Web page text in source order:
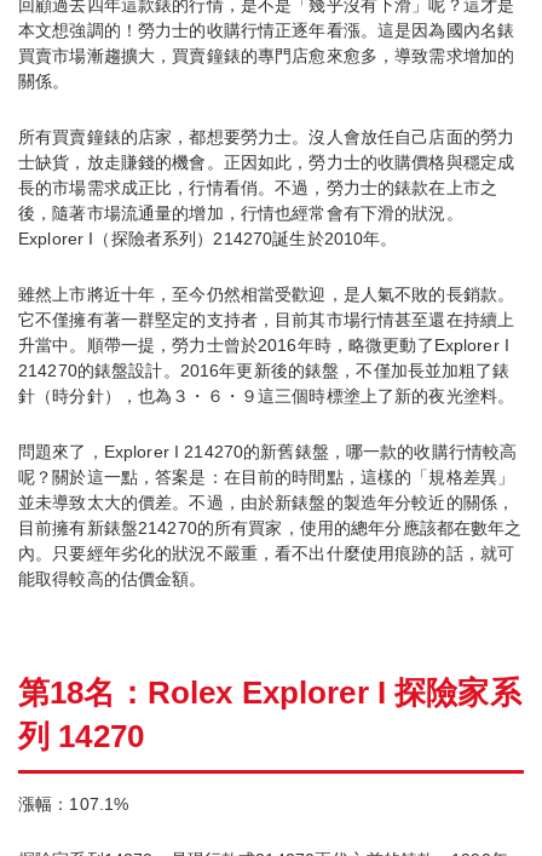
回顧過去四年這款錶的行情，是不是「幾乎沒有下滑」呢？這才是
本文想強調的！勞力士的收購行情正逐年看漲。這是因為國內名錶
買賣市場漸趨擴大，買賣鐘錶的專門店愈來愈多，導致需求增加的
關係。
所有買賣鐘錶的店家，都想要勞力士。沒人會放任自己店面的勞力
士缺貨，放走賺錢的機會。正因如此，勞力士的收購價格與穩定成
長的市場需求成正比，行情看俏。不過，勞力士的錶款在上市之
後，隨著市場流通量的增加，行情也經常會有下滑的狀況。
Explorer I（探險者系列）214270誕生於2010年。
雖然上市將近十年，至今仍然相當受歡迎，是人氣不敗的長銷款。
它不僅擁有著一群堅定的支持者，目前其市場行情甚至還在持續上
升當中。順帶一提，勞力士曾於2016年時，略微更動了Explorer I
214270的錶盤設計。2016年更新後的錶盤，不僅加長並加粗了錶
針（時分針），也為３・６・９這三個時標塗上了新的夜光塗料。
問題來了，Explorer I 214270的新舊錶盤，哪一款的收購行情較高
呢？關於這一點，答案是：在目前的時間點，這樣的「規格差異」
並未導致太大的價差。不過，由於新錶盤的製造年分較近的關係，
目前擁有新錶盤214270的所有買家，使用的總年分應該都在數年之
內。只要經年劣化的狀況不嚴重，看不出什麼使用痕跡的話，就可
能取得較高的估價金額。
第18名：Rolex Explorer I 探險家系
列 14270
漲幅：107.1%